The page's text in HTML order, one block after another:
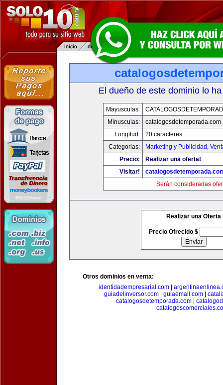
El dueño de este dominio lo
Mayusculas:
Minusculas:
catalogosdetemporada.com
Longitud:
20 caracteres
Categorias:
Marketing y Publicidad ,
Precio:
Realizar una oferta!
Visitar!
Serán consideradas
Realizar una Oferta
Precio Ofrecido $
Otros dominios en venta:
identidadempresarial.com
guiadelinversor.com| guiaemail.com|
catalogosdetemporada.com|